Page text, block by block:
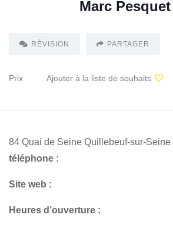
Marc Pesquet
RÉVISION PARTAGER
Prix Ajouter à la liste de souhaits
84 Quai de Seine Quillebeuf-sur-Seine
téléphone :
Site web :
Heures d’ouverture :